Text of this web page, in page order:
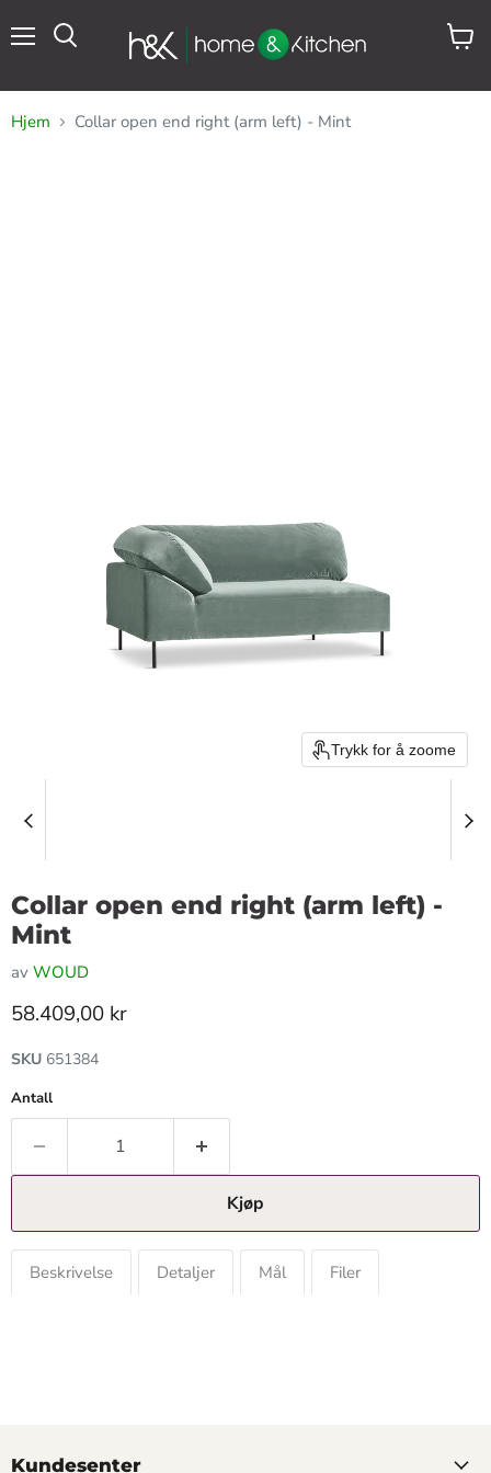
Se
Hjem Collar open end right (arm left) - Mint
Trykk for å zoome
Collar open end right (arm left) -
Mint
av WOUD
Gjeldende pris
58.409,00 kr
SKU 651384
Antall
Kjøp
Beskrivelse Detaljer Mål Filer
Kundesenter